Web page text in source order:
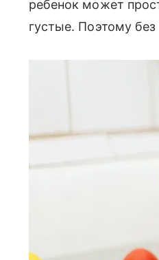
ребенок может
густые. Поэтому